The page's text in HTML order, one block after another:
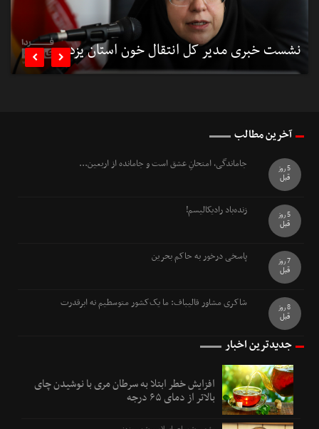
نشست خبری مدیر کل انتقال خون استان یزد  
آخرین مطالب
جاماندگی، امتحانِ عشق است و جامانده از اربعین...
5 روز
قبل
زنده‌باد رادیکالیسم!
5 روز
قبل
پاسخی درخور به حاکم بحرین
7 روز
قبل
شاکری مشاور قالیباف: ما یک‌کشور متوسطیم نه ابرقدرت
8 روز
قبل
جدیدترین اخبار
افزایش خطر ابتلا به سرطان مری با نوشیدن چای
بالاتر از دمای ۶۵ درجه